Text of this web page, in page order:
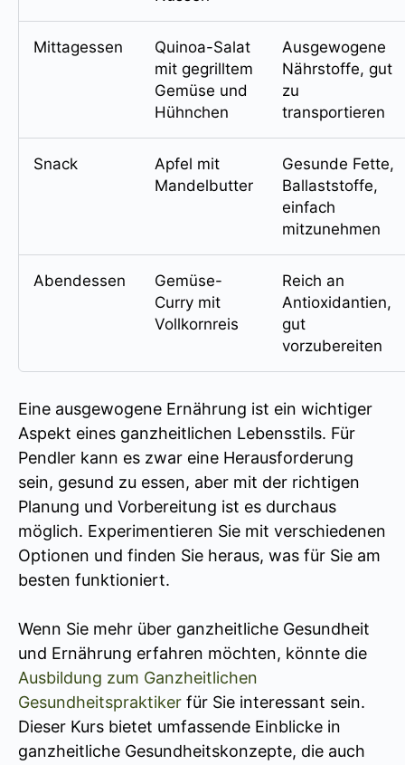
Mittagessen
Quinoa-Salat
mit gegrilltem
Gemüse und
Hühnchen
Ausgewogene
Nährstoffe, gut
zu
transportieren
Snack
Apfel mit
Mandelbutter
Gesunde Fette,
Ballaststoffe,
einfach
mitzunehmen
Abendessen
Gemüse-
Curry mit
Vollkornreis
Reich an
Antioxidantien,
gut
vorzubereiten
Eine ausgewogene Ernährung ist ein wichtiger
Aspekt eines ganzheitlichen Lebensstils. Für
Pendler kann es zwar eine Herausforderung
sein, gesund zu essen, aber mit der richtigen
Planung und Vorbereitung ist es durchaus
möglich. Experimentieren Sie mit verschiedenen
Optionen und finden Sie heraus, was für Sie am
besten funktioniert.
Wenn Sie mehr über ganzheitliche Gesundheit
und Ernährung erfahren möchten, könnte die
Ausbildung zum Ganzheitlichen
Gesundheitspraktiker für Sie interessant sein.
Dieser Kurs bietet umfassende Einblicke in
ganzheitliche Gesundheitskonzepte, die auch